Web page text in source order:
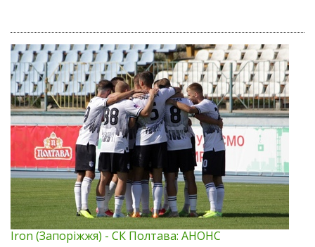
Iron (Запоріжжя) - СК Полтава: АНОНС